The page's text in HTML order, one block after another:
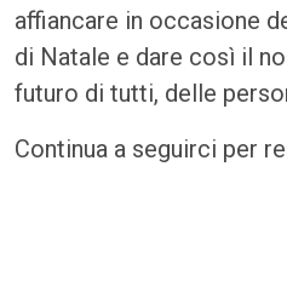
affiancare in occasione
di Natale e dare così il
futuro di tutti, delle
Continua a seguirci per